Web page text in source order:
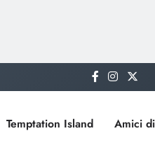
Temptation Island Amici